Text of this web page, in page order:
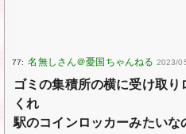
77: 2023/
ゴミの集積所の横に受け取
くれ
駅のコインロッカーみたいな